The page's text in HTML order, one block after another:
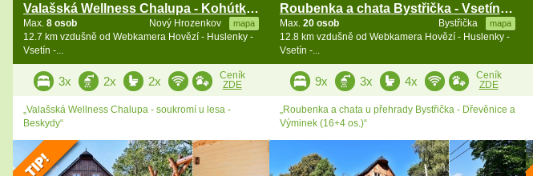
Valašská Wellness Chalupa - Kohútka - Karolinka
Nový Hrozenkov mapa
Max. 8 osob
12.7 km vzdušně od Webkamera Hovězí - Huslenky -
Vsetín -...
3x 2x 2x
Ceník
ZDE
„Valašská Wellness Chalupa - soukromí u lesa -
Beskydy“
Roubenka a chata Bystřička - Vsetínské vrchy
Bystřička mapa
Max. 20 osob
12.8 km vzdušně od Webkamera Hovězí - Huslenky -
Vsetín -...
9x 3x 4x
Ceník
ZDE
„Roubenka a chata u přehrady Bystřička - Dřevěnice a
Výminek (16+4 os.)“